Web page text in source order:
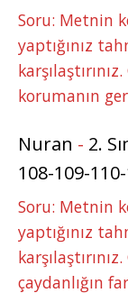
Soru: Metnin
yaptığınız
korumanın
Nuran - 2.
108-109-
Soru: Metnin
yaptığınız
çaydanlığın